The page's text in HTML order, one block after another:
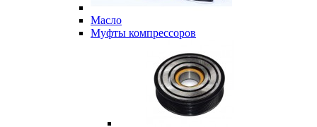
Масло
Муфты компрессоров